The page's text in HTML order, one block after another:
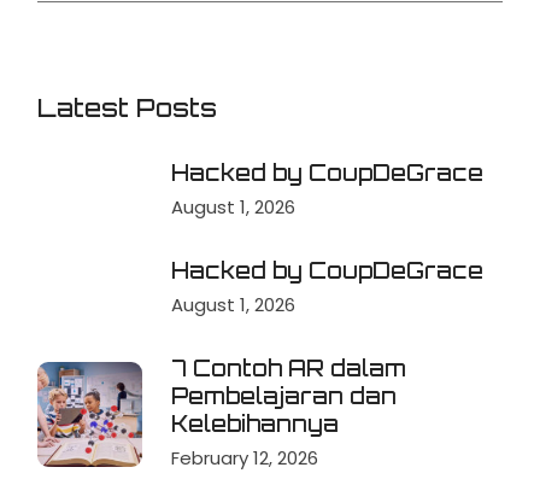
Latest Posts
Hacked by CoupDeGrace
August 1, 2026
Hacked by CoupDeGrace
August 1, 2026
7 Contoh AR dalam
Pembelajaran dan
Kelebihannya
February 12, 2026